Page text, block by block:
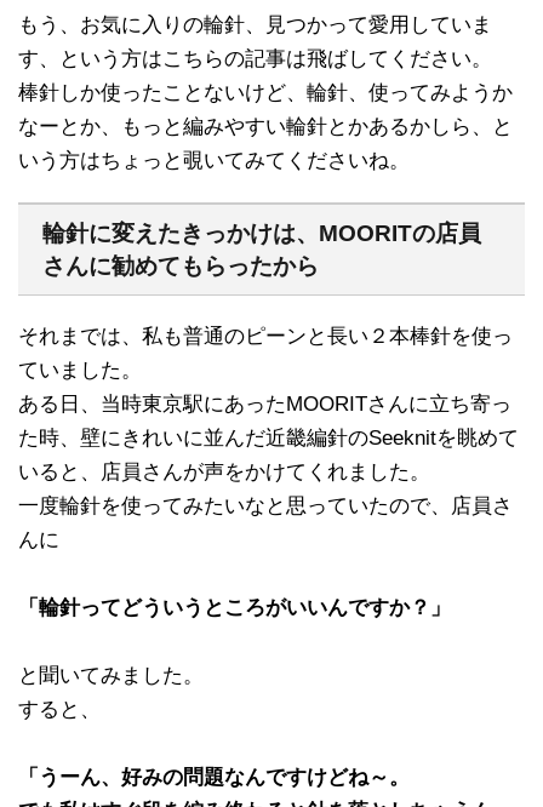
もう、お気に入りの輪針、見つかって愛用していま
す、という方はこちらの記事は飛ばしてください。
棒針しか使ったことないけど、輪針、使ってみようか
なーとか、もっと編みやすい輪針とかあるかしら、と
いう方はちょっと覗いてみてくださいね。
輪針に変えたきっかけは、MOORITの店員
さんに勧めてもらったから
それまでは、私も普通のピーンと長い２本棒針を使っ
ていました。
ある日、当時東京駅にあったMOORITさんに立ち寄っ
た時、壁にきれいに並んだ近畿編針のSeeknitを眺めて
いると、店員さんが声をかけてくれました。
一度輪針を使ってみたいなと思っていたので、店員さ
んに
「輪針ってどういうところがいいんですか？」
と聞いてみました。
すると、
「うーん、好みの問題なんですけどね～。